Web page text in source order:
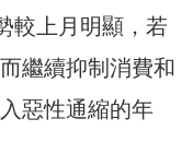
較上月明顯，若
繼續抑制消費和
惡性通縮的年